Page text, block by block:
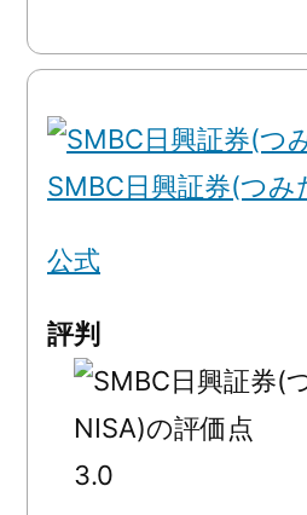
SMBC日興証券(つみ
公式
評判
3.0